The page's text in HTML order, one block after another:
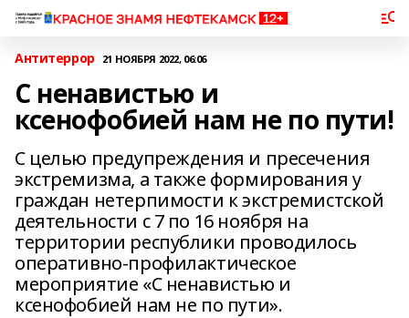
Антитеррор 21 НОЯБРЯ 2022, 06:06
С ненавистью и
ксенофобией нам не по пути!
С целью предупреждения и пресечения
экстремизма, а также формирования у
граждан нетерпимости к экстремистской
деятельности с 7 по 16 ноября на
территории республики проводилось
оперативно-профилактическое
мероприятие «С ненавистью и
ксенофобией нам не по пути».